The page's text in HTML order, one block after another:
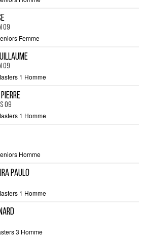
09
Femme
09
1 Homme
Pierre
09
1 Homme
Homme
Paulo
1 Homme
3 Homme